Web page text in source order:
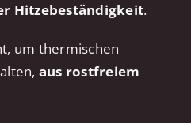
Hitzebeständigkeit.
um thermischen
aus rostfreiem